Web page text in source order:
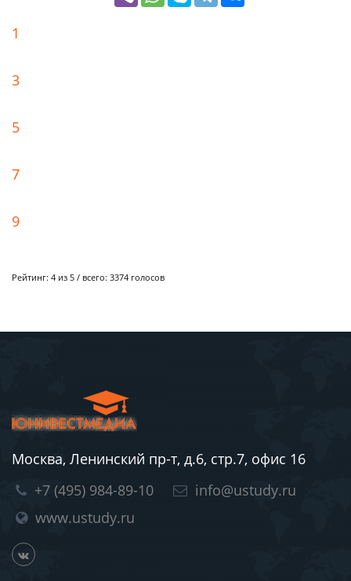
1
3
5
7
9
Рейтинг: 4 из 5 / всего: 3374 голосов
Москва, Ленинский пр-т, д.6, стр.7, офис 16
+7 (495) 984-89-10
info@ustudy.ru
www.ustudy.ru